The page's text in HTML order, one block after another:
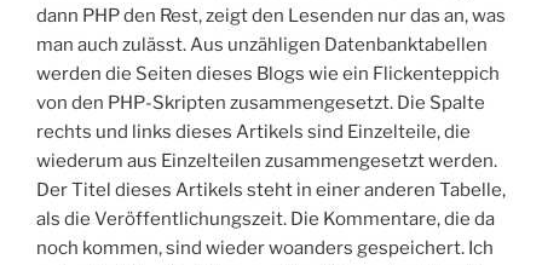
dann PHP den Rest, zeigt den Lesenden nur das an, was
man auch zulässt. Aus unzähligen Datenbanktabellen
werden die Seiten dieses Blogs wie ein Flickenteppich
von den PHP-Skripten zusammengesetzt. Die Spalte
rechts und links dieses Artikels sind Einzelteile, die
wiederum aus Einzelteilen zusammengesetzt werden.
Der Titel dieses Artikels steht in einer anderen Tabelle,
als die Veröffentlichungszeit. Die Kommentare, die da
noch kommen, sind wieder woanders gespeichert. Ich